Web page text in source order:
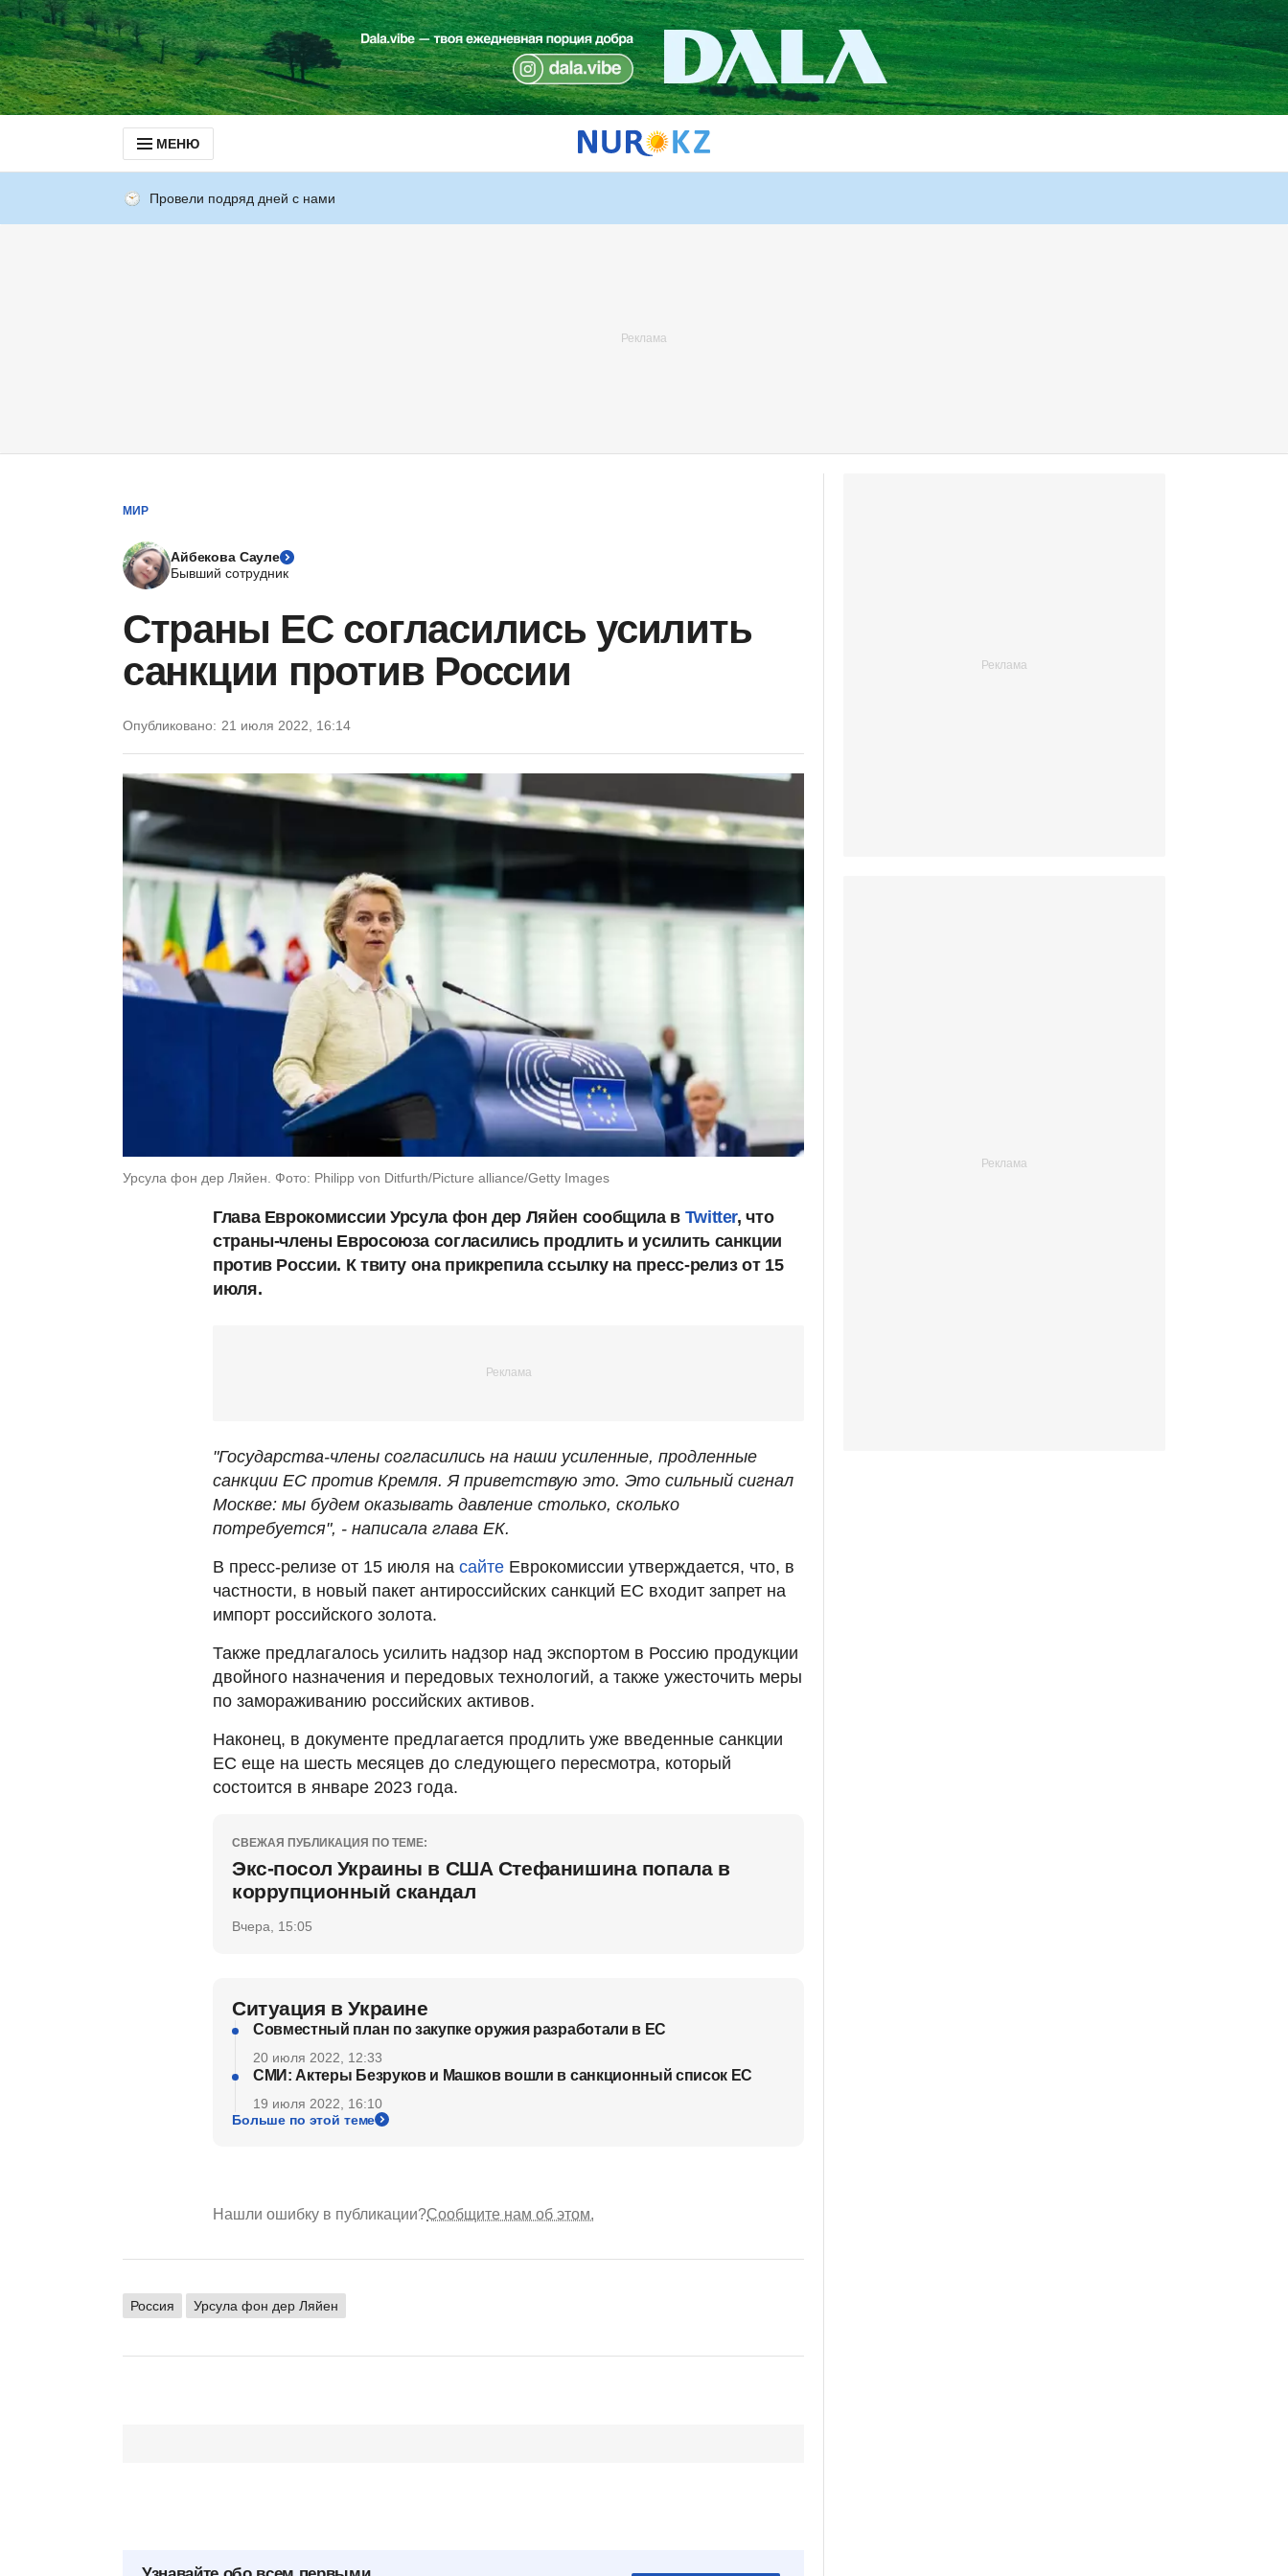
МЕНЮ
Провели подряд дней с нами
МИР
Айбекова Сауле
Бывший сотрудник
Страны ЕС согласились усилить
санкции против России
Опубликовано: 21 июля 2022, 16:14
Урсула фон дер Ляйен. Фото: Philipp von Ditfurth/Picture alliance/Getty Images
Глава Еврокомиссии Урсула фон дер Ляйен сообщила в Twitter, что
страны-члены Евросоюза согласились продлить и усилить санкции
против России. К твиту она прикрепила ссылку на пресс-релиз от 15
июля.
"Государства-члены согласились на наши усиленные, продленные
санкции ЕС против Кремля. Я приветствую это. Это сильный сигнал
Москве: мы будем оказывать давление столько, сколько
потребуется", - написала глава ЕК.
В пресс-релизе от 15 июля на сайте Еврокомиссии утверждается, что, в
частности, в новый пакет антироссийских санкций ЕС входит запрет на
импорт российского золота.
Также предлагалось усилить надзор над экспортом в Россию продукции
двойного назначения и передовых технологий, а также ужесточить меры
по замораживанию российских активов.
Наконец, в документе предлагается продлить уже введенные санкции
ЕС еще на шесть месяцев до следующего пересмотра, который
состоится в январе 2023 года.
СВЕЖАЯ ПУБЛИКАЦИЯ ПО ТЕМЕ:
Экс-посол Украины в США Стефанишина попала в
коррупционный скандал
Вчера, 15:05
Ситуация в Украине
Совместный план по закупке оружия разработали в ЕС
20 июля 2022, 12:33
СМИ: Актеры Безруков и Машков вошли в санкционный список ЕС
19 июля 2022, 16:10
Больше по этой теме
Нашли ошибку в публикации?Сообщите нам об этом.
Россия Урсула фон дер Ляйен